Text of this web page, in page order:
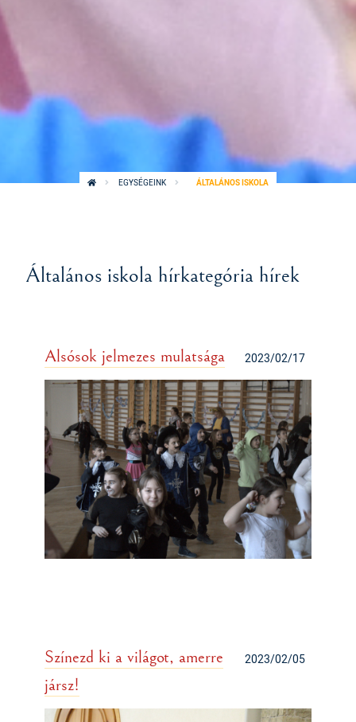
EGYSÉGEINK ÁLTALÁNOS ISKOLA
Általános iskola hírkategória hírek
2023/02/17
Alsósok jelmezes mulatsága
2023/02/05
Színezd ki a világot, amerre
jársz!